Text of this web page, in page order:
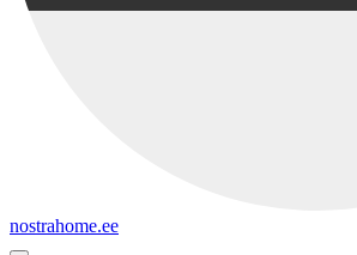
nostrahome.ee